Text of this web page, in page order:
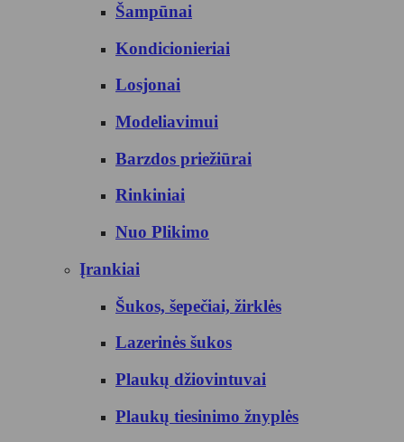
Šampūnai
Kondicionieriai
Losjonai
Modeliavimui
Barzdos priežiūrai
Rinkiniai
Nuo Plikimo
Įrankiai
Šukos, šepečiai, žirklės
Lazerinės šukos
Plaukų džiovintuvai
Plaukų tiesinimo žnyplės